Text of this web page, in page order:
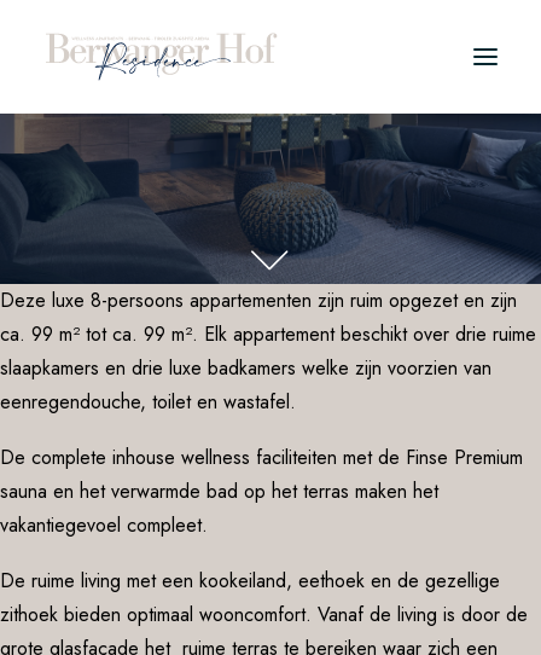
PROJECT
WELLNESS APPARTEMENTEN
TYPES
WINTER
ZOMER
LOCATIE
KOPERSINFO
BROCHURE
Deze luxe 8-persoons appartementen zijn ruim opgezet en zijn
ca. 99 m² tot ca. 99 m². Elk appartement beschikt over drie ruime
slaapkamers en drie luxe badkamers welke zijn voorzien van
eenregendouche, toilet en wastafel.
De complete inhouse wellness faciliteiten met de Finse Premium
sauna en het verwarmde bad op het terras maken het
vakantiegevoel compleet.
De ruime living met een kookeiland, eethoek en de gezellige
zithoek bieden optimaal wooncomfort. Vanaf de living is door de
grote glasfaçade het ruime terras te bereiken waar zich een